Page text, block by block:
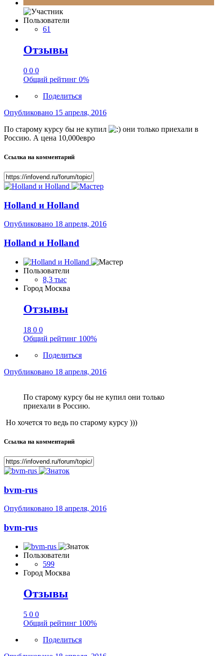
Пользователи
61
Отзывы
0 0 0
Общий рейтинг 0%
Поделиться
Опубликовано 15 апреля, 2016
По старому курсу бы не купил
они только приехали в
Россию. А цена 10,000евро
Ссылка на комментарий
Holland и Holland
Опубликовано 18 апреля, 2016
Holland и Holland
Пользователи
8,3 тыс
Город Москва
Отзывы
18 0 0
Общий рейтинг 100%
Поделиться
Опубликовано 18 апреля, 2016
По старому курсу бы не купил они только
приехали в Россию.
Но хочется то ведь по старому курсу )))
Ссылка на комментарий
bvm-rus
Опубликовано 18 апреля, 2016
bvm-rus
Пользователи
599
Город Москва
Отзывы
5 0 0
Общий рейтинг 100%
Поделиться